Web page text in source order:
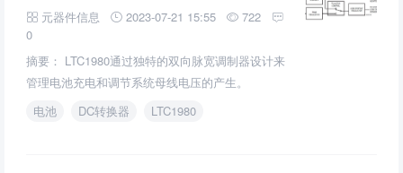
元器件信息 2023-07-21 15:55
722
0
摘要： LTC1980通过独特的双向脉宽调制器设计来
管理电池充电和调节系统母线电压的产生。
电池
DC转换器 LTC1980